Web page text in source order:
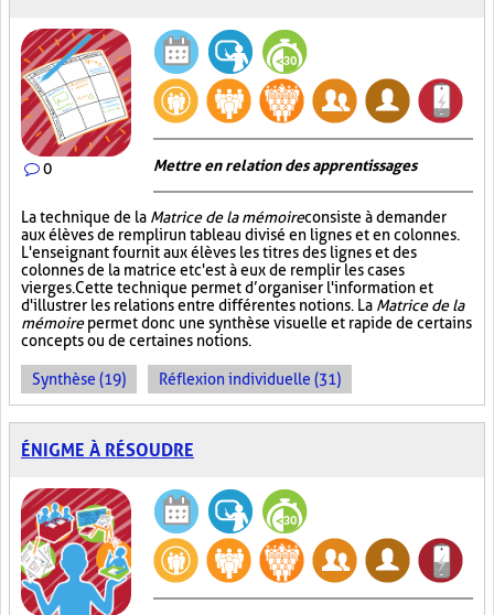
0 Mettre en relation des apprentissages
La technique de la Matrice de la mémoireconsiste à demander
aux élèves de remplir un tableau divisé en lignes et en colonnes.
L'enseignant fournit aux élèves les titres des lignes et des
colonnes de la matrice et c'est à eux de remplir les cases
vierges. Cette technique permet d’organiser l'information et
d'illustrer les relations entre différentes notions. La Matrice de la
mémoirepermet donc une synthèse visuelle et rapide de certains
concepts ou de certaines notions.
Synthèse (19) Réflexion individuelle (31)
ÉNIGME À RÉSOUDRE